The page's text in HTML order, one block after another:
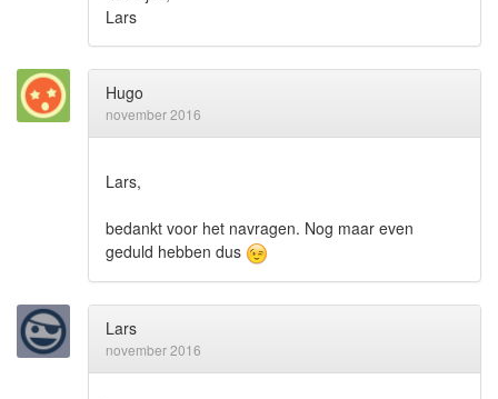
Lars
Hugo
november 2016
Lars,
bedankt voor het navragen. Nog maar even
geduld hebben dus
Lars
november 2016